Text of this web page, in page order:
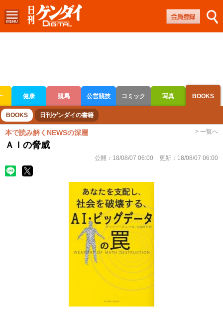
健康 競馬 公営競技 コミック 写真 BOOKS
ボートレース 競輪 オートレース
BOOKS 日刊ゲンダイの書籍
本で読み解くNEWSの深層 > 一覧へ
ＡＩの脅威
公開： 18/08/07 06:00 更新： 18/08/07 06:00